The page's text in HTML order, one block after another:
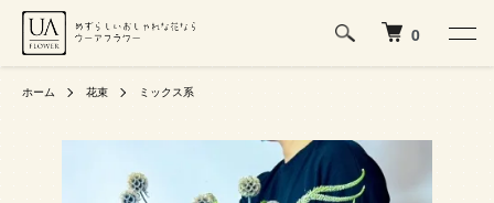
0
ホーム 花束 ミックス系